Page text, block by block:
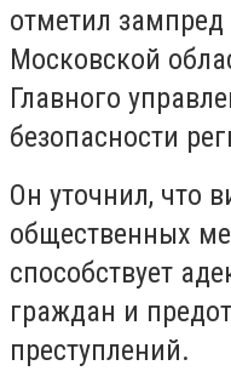
отметил зампред
Московской
Главного
безопасности
Он уточнил, что
общественных
способствует
граждан и
преступлений.